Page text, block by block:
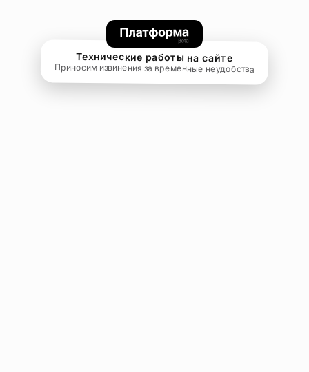
Технические работы на сайте
Приносим извинения за временные неудобства